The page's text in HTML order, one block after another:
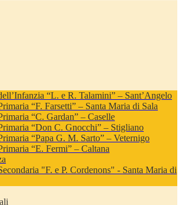
“L. e R. Talamini” – Sant’Angelo
“F. Farsetti” – Santa Maria di Sala
“C. Gardan” – Caselle
“Don C. Gnocchi” – Stigliano
“Papa G. M. Sarto” – Veternigo
“E. Fermi” – Caltana
"F. e P. Cordenons" - Santa Maria di